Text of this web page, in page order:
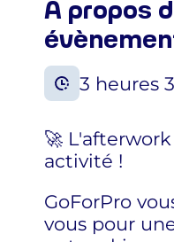
À propos
3 heures
🚀
activité !
GoForPro
vous pour